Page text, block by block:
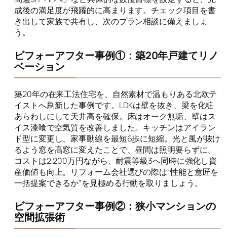
成後の満足度が飛躍的に高まります。チェック項目を書
き出して家族で共有し、次のプラン相談に備えましょ
う。
ビフォーアフター事例①：築20年戸建てリノ
ベーション
築20年の在来工法住宅を、自然素材で温もりある北欧テ
イストへ刷新した事例です。LDKは壁を抜き、梁を化粧
あらわしにして天井高を確保。床はオーク無垢、壁はス
イス漆喰で空気質を改善しました。キッチンはアイラン
ド型に変更し、家事動線を最短6歩に短縮。光と風が抜け
るよう窓を高窓に変えたことで、昼間は照明要らずに。
コストは2,200万円ながら、耐震等級3へ同時に強化し資
産価値も向上。リフォーム会社選びの際は“性能と意匠を
一括提案できるか”を見極める行動を取りましょう。
ビフォーアフター事例②：狭小マンションの
空間拡張術